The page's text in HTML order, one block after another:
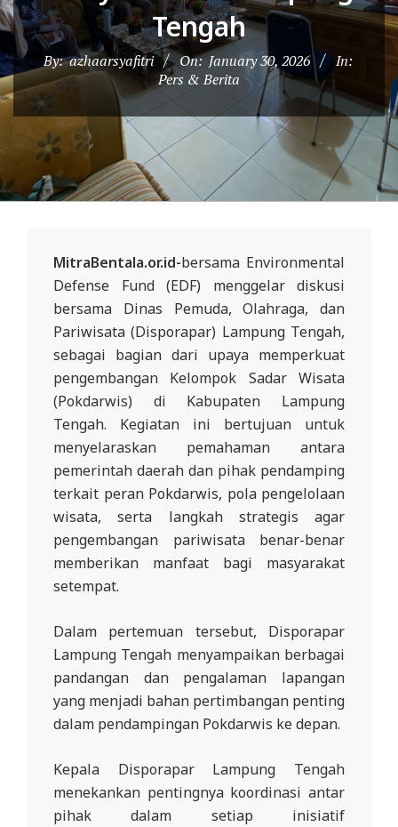
D
O
N
E
S
I
A
-
Tengah
By: azhaarsyafitri On: January 30, 2026
In:
Pers & Berita
MitraBentala.or.id-bersama Environmental
Defense Fund (EDF) menggelar diskusi
bersama Dinas Pemuda, Olahraga, dan
Pariwisata (Disporapar) Lampung Tengah,
sebagai bagian dari upaya memperkuat
pengembangan Kelompok Sadar Wisata
(Pokdarwis) di Kabupaten Lampung
Tengah. Kegiatan ini bertujuan untuk
menyelaraskan pemahaman antara
pemerintah daerah dan pihak pendamping
terkait peran Pokdarwis, pola pengelolaan
wisata, serta langkah strategis agar
pengembangan pariwisata benar-benar
memberikan manfaat bagi masyarakat
setempat.
Dalam pertemuan tersebut, Disporapar
Lampung Tengah menyampaikan berbagai
pandangan dan pengalaman lapangan
yang menjadi bahan pertimbangan penting
dalam pendampingan Pokdarwis ke depan.
Kepala Disporapar Lampung Tengah
menekankan pentingnya koordinasi antar
pihak dalam setiap inisiatif